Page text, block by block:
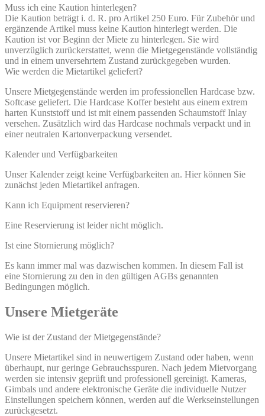
Muss ich eine Kaution hinterlegen?
Die Kaution beträgt i. d. R. pro Artikel 250 Euro. Für Zubehör und
ergänzende Artikel muss keine Kaution hinterlegt werden. Die
Kaution ist vor Beginn der Miete zu hinterlegen. Sie wird
unverzüglich zurückerstattet, wenn die Mietgegenstände vollständig
und in einem unversehrtem Zustand zurückgegeben wurden.
Wie werden die Mietartikel geliefert?
Unsere Mietgegenstände werden im professionellen Hardcase bzw.
Softcase geliefert. Die Hardcase Koffer besteht aus einem extrem
harten Kunststoff und ist mit einem passenden Schaumstoff Inlay
versehen. Zusätzlich wird das Hardcase nochmals verpackt und in
einer neutralen Kartonverpackung versendet.
Kalender und Verfügbarkeiten
Unser Kalender zeigt keine Verfügbarkeiten an. Hier können Sie
zunächst jeden Mietartikel anfragen.
Kann ich Equipment reservieren?
Eine Reservierung ist leider nicht möglich.
Ist eine Stornierung möglich?
Es kann immer mal was dazwischen kommen. In diesem Fall ist
eine Stornierung zu den in den gültigen AGBs genannten
Bedingungen möglich.
Unsere Mietgeräte
Wie ist der Zustand der Mietgegenstände?
Unsere Mietartikel sind in neuwertigem Zustand oder haben, wenn
überhaupt, nur geringe Gebrauchsspuren. Nach jedem Mietvorgang
werden sie intensiv geprüft und professionell gereinigt. Kameras,
Gimbals und andere elektronische Geräte die individuelle Nutzer
Einstellungen speichern können, werden auf die Werkseinstellungen
zurückgesetzt.